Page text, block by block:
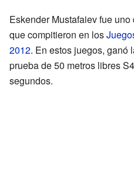
Eskender Mustafaiev fue
que compitieron en los
2012. En estos juegos, ganó
prueba de 50 metros libres
segundos.